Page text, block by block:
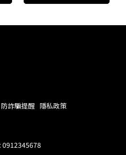
防詐騙提醒 隱私政策